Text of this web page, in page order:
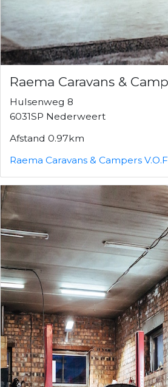
Raema Caravans &
Hulsenweg 8
6031SP Nederweert
Afstand 0.97km
Raema Caravans & Campers